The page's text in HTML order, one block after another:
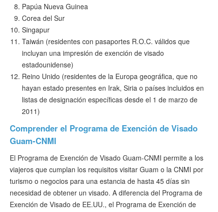
Papúa Nueva Guinea
Corea del Sur
Singapur
Taiwán (residentes con pasaportes R.O.C. válidos que
incluyan una impresión de exención de visado
estadounidense)
Reino Unido (residentes de la Europa geográfica, que no
hayan estado presentes en Irak, Siria o países incluidos en
listas de designación específicas desde el 1 de marzo de
2011)
Comprender el Programa de Exención de Visado
Guam-CNMI
El Programa de Exención de Visado Guam-CNMI permite a los
viajeros que cumplan los requisitos visitar Guam o la CNMI por
turismo o negocios para una estancia de hasta 45 días sin
necesidad de obtener un visado. A diferencia del Programa de
Exención de Visado de EE.UU., el Programa de Exención de